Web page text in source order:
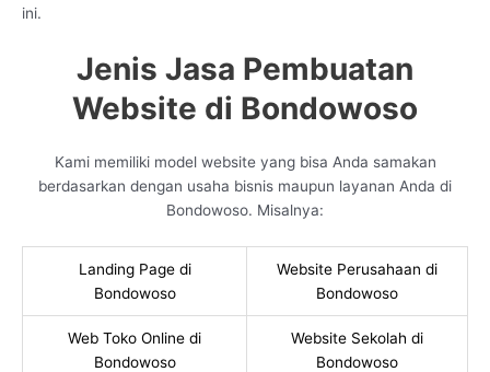
ini.
Jenis Jasa Pembuatan
Website di Bondowoso
Kami memiliki model website yang bisa Anda samakan
berdasarkan dengan usaha bisnis maupun layanan Anda di
Bondowoso. Misalnya:
Landing Page di
Bondowoso
Website Perusahaan di
Bondowoso
Web Toko Online di
Bondowoso
Website Sekolah di
Bondowoso